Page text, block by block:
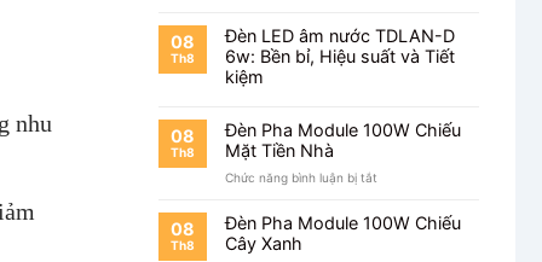
nhu
Pha
Module
100W
Nhà
08
Th8
Đèn LED âm nước TDLAN-D
6w: Bền bỉ, Hiệu suất và Tiết
kiệm
08
Th8
Đèn Pha Module 100W Chiếu
Mặt Tiền Nhà
Chức năng bình luận bị tắt
Pha
Module
08
Th8
Đèn Pha Module 100W Chiếu
Cây Xanh